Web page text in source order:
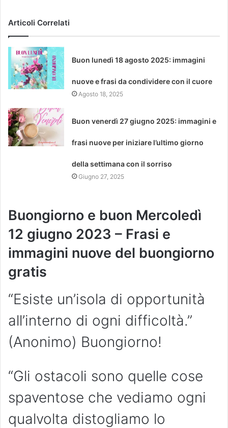
Articoli Correlati
Buon lunedì 18 agosto 2025: immagini
nuove e frasi da condividere con il cuore
Agosto 18, 2025
Buon venerdì 27 giugno 2025: immagini e
frasi nuove per iniziare l’ultimo giorno
della settimana con il sorriso
Giugno 27, 2025
Buongiorno e buon Mercoledì
12 giugno 2023 – Frasi e
immagini nuove del buongiorno
gratis
“Esiste un’isola di opportunità
all’interno di ogni difficoltà.”
(Anonimo) Buongiorno!
“Gli ostacoli sono quelle cose
spaventose che vediamo ogni
qualvolta distogliamo lo